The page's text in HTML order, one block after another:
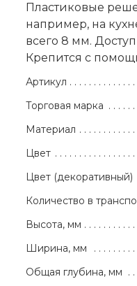
Пластиковые
например, на
всего 8 мм.
Крепится с
Артикул
Торговая марка
Материал
Цвет
Цвет (декоративный)
Количество в
Высота, мм
Ширина, мм
Общая глубина, мм